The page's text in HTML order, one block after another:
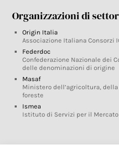
Organizzazioni di
Origin Italia
Associazione Italiana Consorzi
Federdoc
Confederazione Nazionale dei
delle denominazioni di origine
Masaf
Ministero dell’agricoltura,
foreste
Ismea
Istituto di Servizi per il